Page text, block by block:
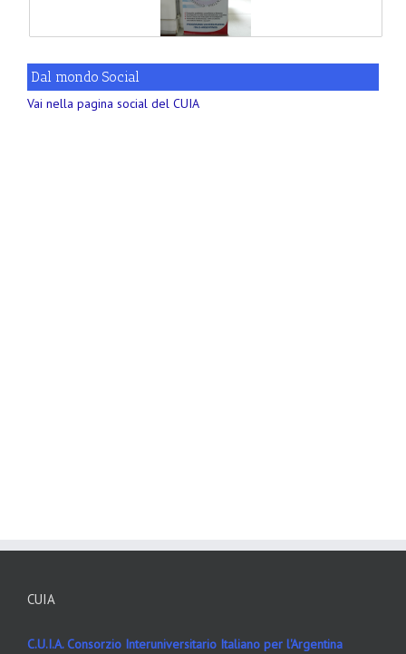
Dal mondo Social
Vai nella pagina social del CUIA
CUIA
C.U.I.A. Consorzio Interuniversitario Italiano per l'Argentina